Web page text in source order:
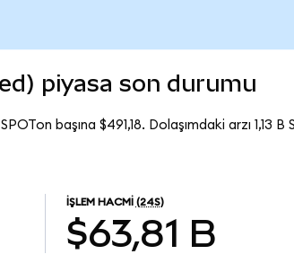
piyasa son durumu
başına $491,18. Dolaşımdaki arzı
İŞLEM HACMI (24S)
$63,81 B